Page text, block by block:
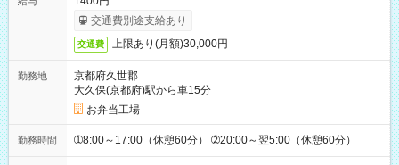
交通費別途支給あり
交通費 上限あり(月額)30,000円
勤務地
京都府久世郡
大久保(京都府)駅から車15分
お弁当工場
勤務時間 ➀8:00～17:00（休憩60分） ➁20:00～翌5:00（休憩60分）